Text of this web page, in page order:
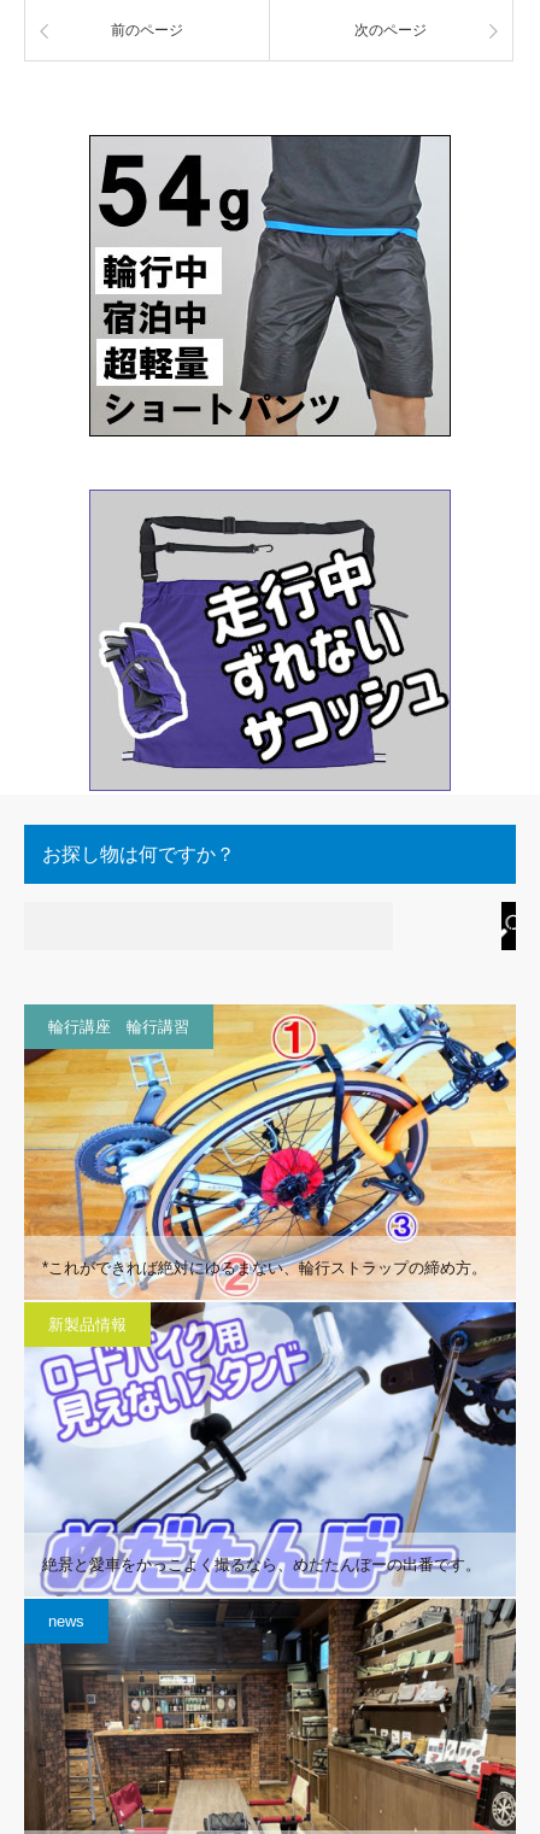
前のページ 次のページ
お探し物は何ですか？
輪行講座 輪行講習
*これができれば絶対にゆるまない、輪行ストラップの締め方。
新製品情報
絶景と愛車をかっこよく撮るなら、めだたんぼーの出番です。
news